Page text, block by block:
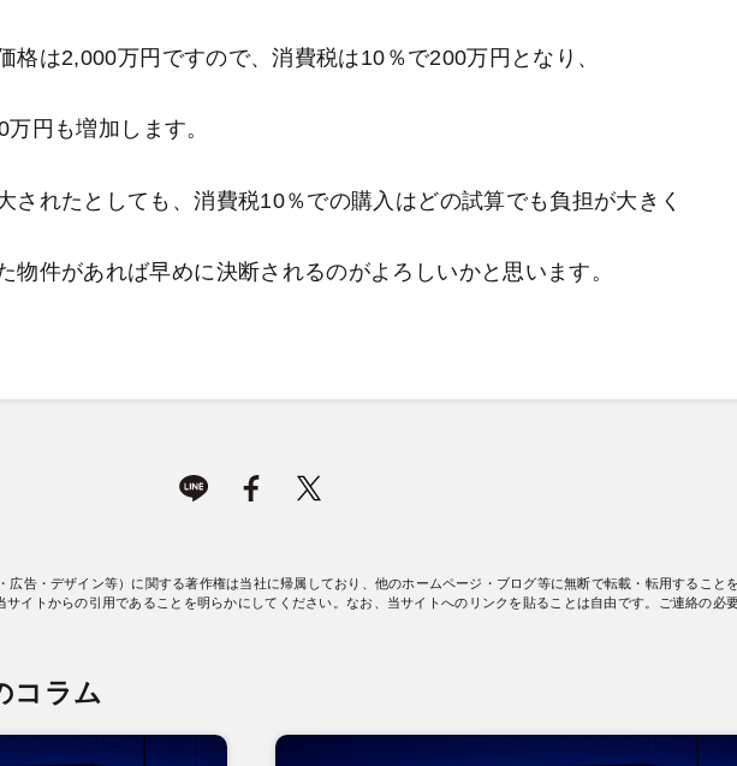
格は2,000万円ですので、消費税は10％で200万円となり、
円も増加します。
されたとしても、消費税10％での購入はどの試算でも負担が大きく
物件があれば早めに決断されるのがよろしいかと思います。
広告・デザイン等）に関する著作権は当社に帰属しており、他のホームページ・ブログ等に無断で転載・転用すること
サイトからの引用であることを明らかにしてください。なお、当サイトへのリンクを貼ることは自由です。ご連絡の必
コラム